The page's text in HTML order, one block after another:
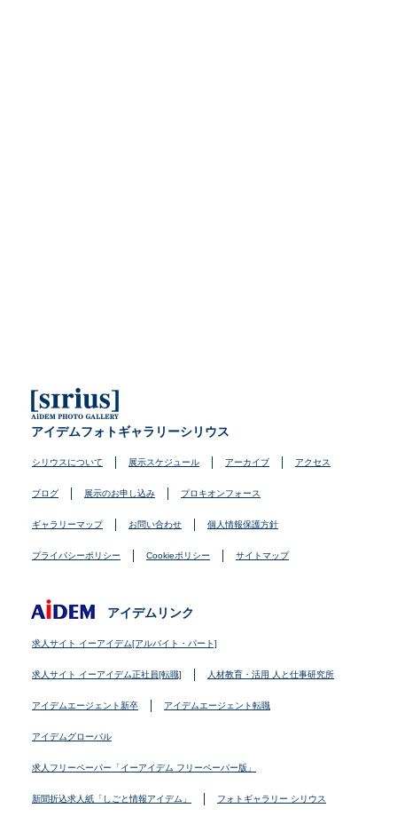
アイデムフォトギャラリーシリウス
シリウスについて 展示スケジュール アーカイブ アクセス
ブログ 展示のお申し込み プロキオンフォース
ギャラリーマップ お問い合わせ 個人情報保護方針
プライバシーポリシー Cookieポリシー サイトマップ
アイデムリンク
求人サイト イーアイデム[アルバイト・パート]
求人サイト イーアイデム正社員[転職] 人材教育・活用 人と仕事研究所
アイデムエージェント新卒 アイデムエージェント転職
アイデムグローバル
求人フリーペーパー「イーアイデム フリーペーパー版」
新聞折込求人紙「しごと情報アイデム」 フォトギャラリー シリウス